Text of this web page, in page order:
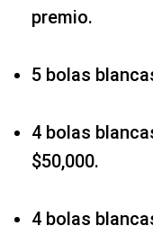
premio.
5 bolas
4 bolas
$50,000.
4 bolas